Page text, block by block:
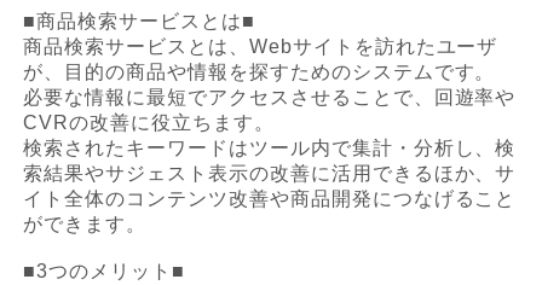
■商品検索サービスとは■
商品検索サービスとは、Webサイトを訪れたユーザ
が、目的の商品や情報を探すためのシステムです。
必要な情報に最短でアクセスさせることで、回遊率や
CVRの改善に役立ちます。
検索されたキーワードはツール内で集計・分析し、検
索結果やサジェスト表示の改善に活用できるほか、サ
イト全体のコンテンツ改善や商品開発につなげること
ができます。
■3つのメリット■